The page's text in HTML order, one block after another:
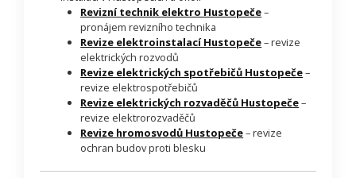
Revizní technik elektro Hustopeče–
pronájem revizního technika
Revize elektroinstalací Hustopeče– revize
elektrických rozvodů
Revize elektrických spotřebičů Hustopeče–
revize elektrospotřebičů
Revize elektrických rozvaděčů Hustopeče–
revize elektrorozvaděčů
Revize hromosvodů Hustopeče– revize
ochran budov proti blesku